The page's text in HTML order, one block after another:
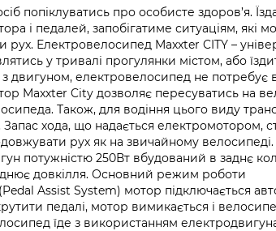
попіклуватись про особисте здоров’я.
і педалей, запобігатиме ситуаціям, які
Електровелосипед Maxxter CITY –
у тривалі прогулянки містом, або
з двигуном, електровелосипед не потребує
Maxxter City дозволяє пересуватись на
Також, для водіння цього виду
Запас хода, що надається електромотором,
рух як на звичайному велосипеді.
потужністю 250Вт вбудований в заднє
довкілля. Основний режим роботи
Assist System) мотор підключається
педалі, мотор вимикається і
їде з використанням